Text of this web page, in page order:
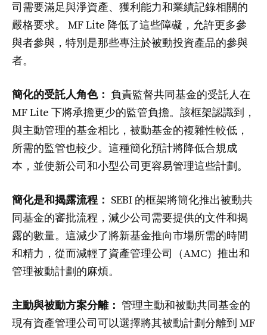
司需要滿足與淨資產、獲利能力和業績記錄相關的
嚴格要求。 MF Lite 降低了這些障礙，允許更多參
與者參與，特別是那些專注於被動投資產品的參與
者。
簡化的受託人角色： 負責監督共同基金的受託人在
MF Lite 下將承擔更少的監管負擔。該框架認識到，
與主動管理的基金相比，被動基金的複雜性較低，
所需的監管也較少。這種簡化預計將降低合規成
本，並使新公司和小型公司更容易管理這些計劃。
簡化是和揭露流程： SEBI 的框架將簡化推出被動共
同基金的審批流程，減少公司需要提供的文件和揭
露的數量。這減少了將新基金推向市場所需的時間
和精力，從而減輕了資產管理公司（AMC）推出和
管理被動計劃的麻煩。
主動與被動方案分離： 管理主動和被動共同基金的
現有資產管理公司可以選擇將其被動計劃分離到 MF